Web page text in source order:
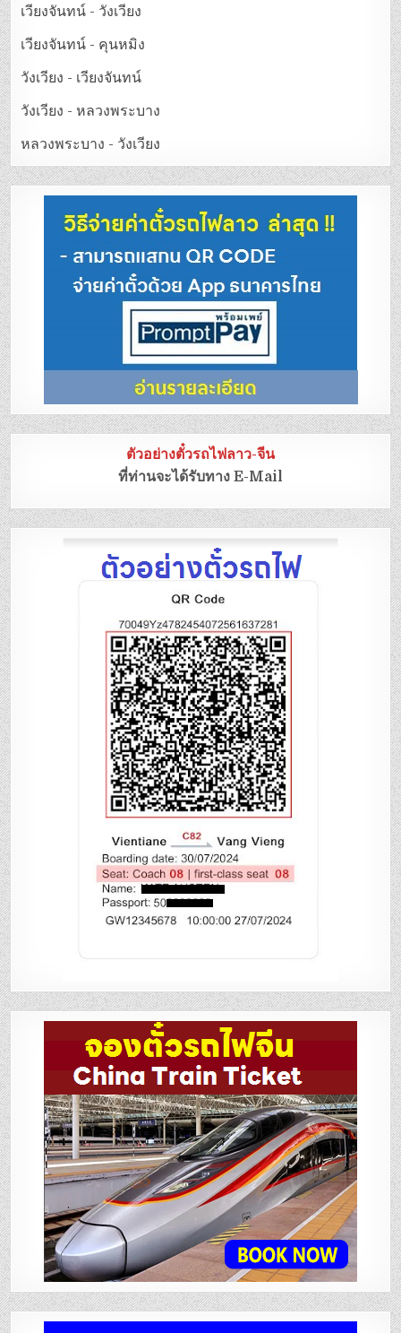
เวียงจันทน์ - วังเวียง
เวียงจันทน์ - คุนหมิง
วังเวียง - เวียงจันทน์
วังเวียง - หลวงพระบาง
หลวงพระบาง - วังเวียง
ตัวอย่างตั๋วรถไฟลาว-จีน
ที่ท่านจะได้รับทาง E-Mail